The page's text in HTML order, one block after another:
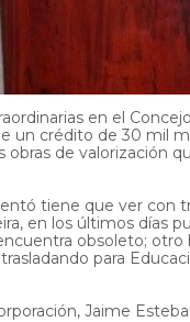
en el
un crédito de 30 mil
obras de
tiene que ver con
en los últimos días
obsoleto;
para
Jaime